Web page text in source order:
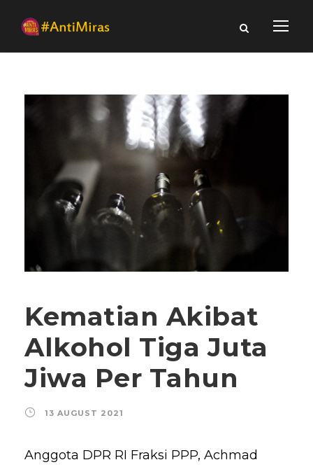
Kematian Akibat
Alkohol Tiga Juta
Jiwa Per Tahun
13 AUGUST 2021
Anggota DPR RI Fraksi PPP, Achmad